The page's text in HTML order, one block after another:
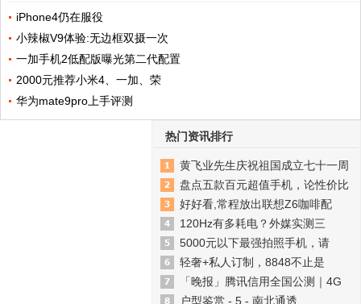
iPhone4仍在服役
小辣椒V9体验:无边框双摄一次
一加手机2低配版曝光第二代配置
2000元推荐小米4、一加、荣
华为mate9pro上手评测
热门资讯排行
黄飞业先生庆祝祖国成立七十一周
盘点五款百元超值手机，论性价比
好好看,常程放出联想Z6咖啡配
120Hz有多耗电？外媒实测三
5000元以下最强拍照手机，请
轻奢+私人订制，8848不止是
「晚报」腾讯信用全国公测｜4G
户型鉴赏 - 5 - 南北通透